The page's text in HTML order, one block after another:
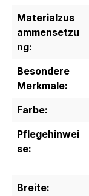
Materialzus
ammensetzu
ng:
Besondere
Merkmale:
Farbe:
Pflegehinwei
se:
Breite: